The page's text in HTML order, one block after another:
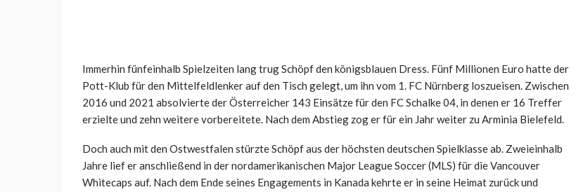
Immerhin fünfeinhalb Spielzeiten lang trug Schöpf den königsblauen Dress. Fünf Millionen Euro hatte der
Pott-Klub für den Mittelfeldlenker auf den Tisch gelegt, um ihn vom 1. FC Nürnberg loszueisen. Zwischen
2016 und 2021 absolvierte der Österreicher 143 Einsätze für den FC Schalke 04, in denen er 16 Treffer
erzielte und zehn weitere vorbereitete. Nach dem Abstieg zog er für ein Jahr weiter zu Arminia Bielefeld.
Doch auch mit den Ostwestfalen stürzte Schöpf aus der höchsten deutschen Spielklasse ab. Zweieinhalb
Jahre lief er anschließend in der nordamerikanischen Major League Soccer (MLS) für die Vancouver
Whitecaps auf. Nach dem Ende seines Engagements in Kanada kehrte er in seine Heimat zurück und